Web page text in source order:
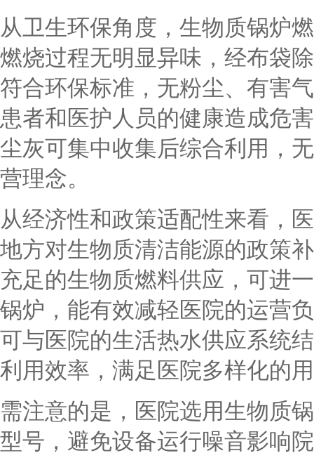
从卫生环保角度，生物质锅炉
燃烧过程无明显异味，经布袋
符合环保标准，无粉尘、有害
患者和医护人员的健康造成危
尘灰可集中收集后综合利用，
营理念。
从经济性和政策适配性来看，
地方对生物质清洁能源的政策
充足的生物质燃料供应，可进
锅炉，能有效减轻医院的运营
可与医院的生活热水供应系统
利用效率，满足医院多样化的
需注意的是，医院选用生物质
型号，避免设备运行噪音影响